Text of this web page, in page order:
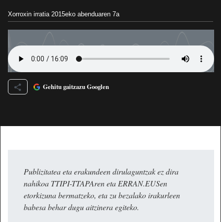
Xorroxin irratia 2015eko abenduaren 7a
Gehitu gaitzazu Googlen
Publizitatea eta erakundeen dirulaguntzak ez dira
nahikoa TTIPI-TTAPAren eta ERRAN.EUSen
etorkizuna bermatzeko, eta zu bezalako irakurleen
babesa behar dugu aitzinera egiteko.